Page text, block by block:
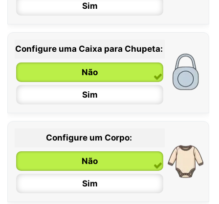
Sim
Configure uma Caixa para Chupeta:
Não
Sim
Configure um Corpo:
Não
Sim